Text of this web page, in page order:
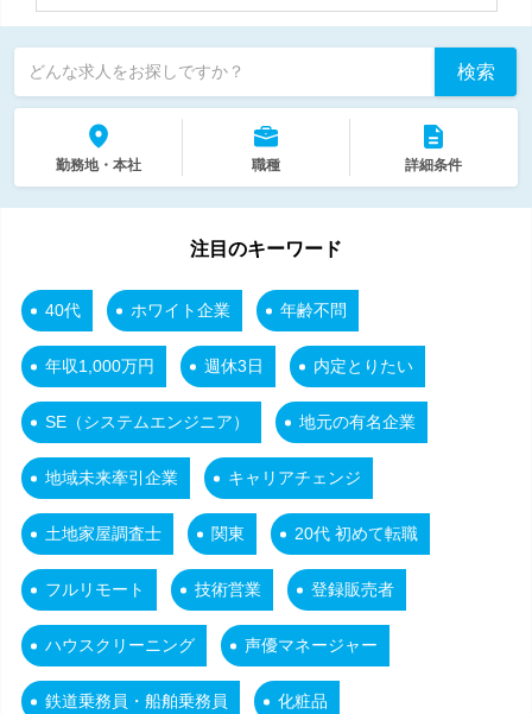
どんな求人をお探しですか？ 検索
勤務地・本社 職種 詳細条件
注目のキーワード
40代 ホワイト企業 年齢不問
年収1,000万円 週休3日 内定とりたい
SE（システムエンジニア） 地元の有名企業
地域未来牽引企業 キャリアチェンジ
土地家屋調査士 関東 20代 初めて転職
フルリモート 技術営業 登録販売者
ハウスクリーニング 声優マネージャー
鉄道乗務員・船舶乗務員 化粧品